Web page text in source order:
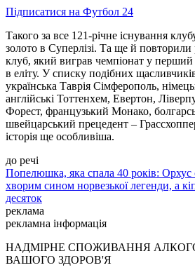
Підписатися на Футбол 24
Такого за все 121-річне існування
золото в Суперлізі. Та ще й повторили
клуб, який виграв чемпіонат у перший
в еліту. У списку подібних
українська Таврія Сімферополь,
англійські Тоттенхем, Евертон,
Форест, французький Монако,
швейцарський прецедент –
історія ще особливіша.
до речі
Попелюшка, яка спала 40 років: Орхус
хворим сином норвезької легенди, а
десяток
реклама
рекламна інформація
НАДМІРНЕ СПОЖИВАННЯ
ВАШОГО ЗДОРОВ'Я